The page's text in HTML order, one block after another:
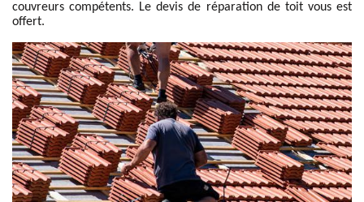
couvreurs compétents. Le devis de réparation de toit vous est
offert.